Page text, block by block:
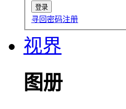
寻回密码注册
视界
图册